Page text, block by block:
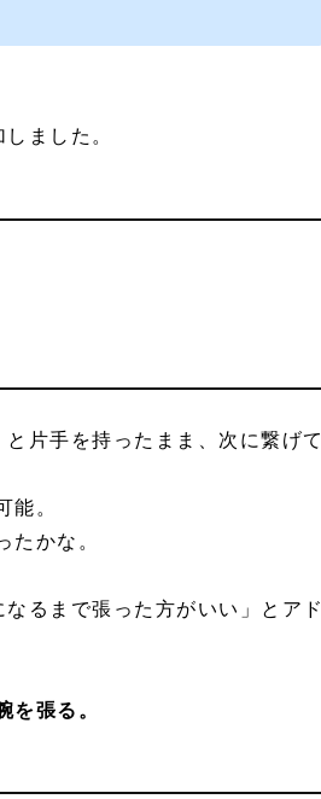
ました。
片手を持ったまま、次に繋げて
。
かな。
るまで張った方がいい」とアド
張る。